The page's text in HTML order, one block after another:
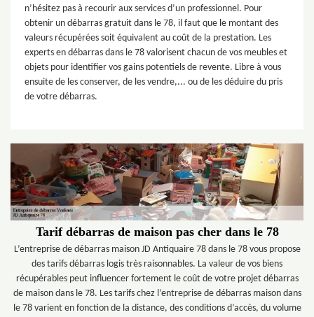
n’hésitez pas à recourir aux services d’un professionnel. Pour
obtenir un débarras gratuit dans le 78, il faut que le montant des
valeurs récupérées soit équivalent au coût de la prestation. Les
experts en débarras dans le 78 valorisent chacun de vos meubles et
objets pour identifier vos gains potentiels de revente. Libre à vous
ensuite de les conserver, de les vendre,... ou de les déduire du pris
de votre débarras.
Tarif débarras de maison pas cher dans le 78
L’entreprise de débarras maison JD Antiquaire 78 dans le 78 vous propose
des tarifs débarras logis très raisonnables. La valeur de vos biens
récupérables peut influencer fortement le coût de votre projet débarras
de maison dans le 78. Les tarifs chez l’entreprise de débarras maison dans
le 78 varient en fonction de la distance, des conditions d’accès, du volume